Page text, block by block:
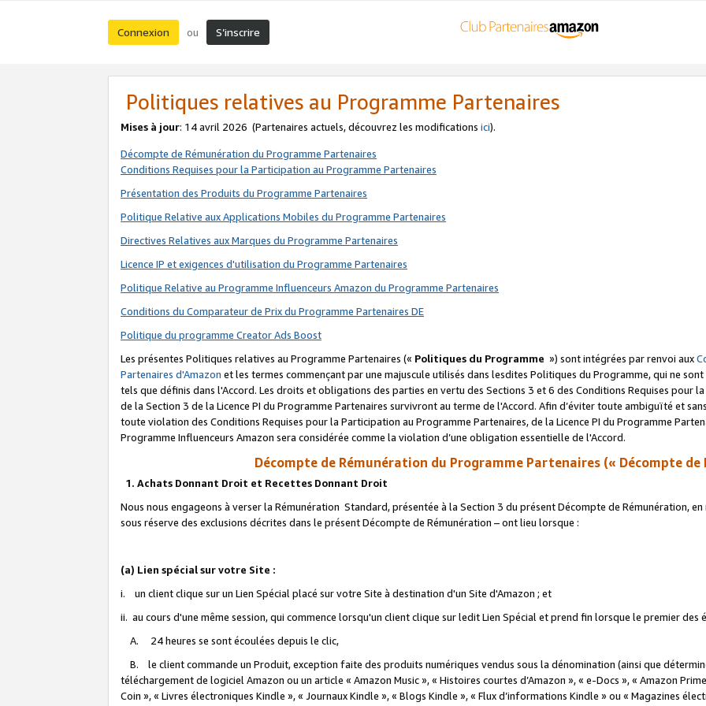
Connexion ou S’inscrire
Politiques relatives au Programme Partenaires
Mises à jour: 14 avril 2026 (Partenaires actuels, découvrez les modifications ici).
Décompte de Rémunération du Programme Partenaires
Conditions Requises pour la Participation au Programme Partenaires
Présentation des Produits du Programme Partenaires
Politique Relative aux Applications Mobiles du Programme Partenaires
Directives Relatives aux Marques du Programme Partenaires
Licence IP et exigences d'utilisation du Programme Partenaires
Politique Relative au Programme Influenceurs Amazon du Programme Partenaires
Conditions du Comparateur de Prix du Programme Partenaires DE
Politique du programme Creator Ads Boost
Les présentes Politiques relatives au Programme Partenaires (« Politiques du Programme ») sont intégrées par renvoi aux
Partenaires d'Amazon et les termes commençant par une majuscule utilisés dans lesdites Politiques du Programme, qui ne
tels que définis dans l'Accord. Les droits et obligations des parties en vertu des Sections 3 et 6 des Conditions Requises pour
de la Section 3 de la Licence PI du Programme Partenaires survivront au terme de l'Accord. Afin d’éviter toute ambiguïté et
toute violation des Conditions Requises pour la Participation au Programme Partenaires, de la Licence PI du Programme
Programme Influenceurs Amazon sera considérée comme la violation d’une obligation essentielle de l'Accord.
Décompte de Rémunération du Programme Partenaires (« Décompte de
1. Achats Donnant Droit et Recettes Donnant Droit
Nous nous engageons à verser la Rémunération Standard, présentée à la Section 3 du présent Décompte de Rémunération,
sous réserve des exclusions décrites dans le présent Décompte de Rémunération – ont lieu lorsque :
(a) Lien spécial sur votre Site :
i. un client clique sur un Lien Spécial placé sur votre Site à destination d'un Site d'Amazon ; et
ii. au cours d'une même session, qui commence lorsqu'un client clique sur ledit Lien Spécial et prend fin lorsque le premier des
A. 24 heures se sont écoulées depuis le clic,
B. le client commande un Produit, exception faite des produits numériques vendus sous la dénomination (ainsi que
téléchargement de logiciel Amazon ou un article « Amazon Music », « Histoires courtes d’Amazon », « e-Docs », « Amazon
Coin », « Livres électroniques Kindle », « Journaux Kindle », « Blogs Kindle », « Flux d’informations Kindle » ou « Magazines